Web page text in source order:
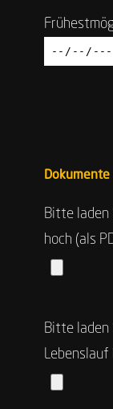
Dokumente
Bitte laden
hoch (als
Bitte laden
Lebenslauf